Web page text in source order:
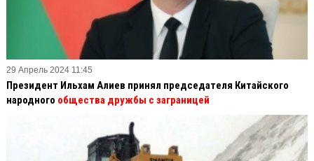
29 Апрель 2024 11:45
Президент Ильхам Алиев принял председателя Китайского
народного общества дружбы с заграницей